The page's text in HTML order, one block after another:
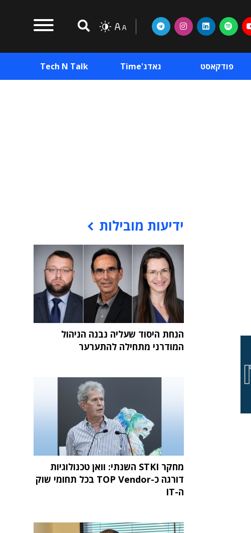
פודקאסט גאדג'Time Tech N Talk
ידיעות מובילות
הנחת היסוד שעליה נבנה הניהול
המודרני מתחילה להתערער
מחקר STKI השנתי: וואן טכנולוגיות
דורגה כ-TOP Vendor בכל תחומי שוק
ה-IT